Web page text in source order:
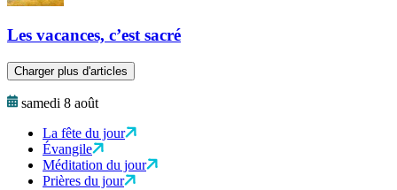
Les vacances, c’est sacré
Charger plus d'articles
samedi 8 août
La fête du jour
Évangile
Méditation du jour
Prières du jour